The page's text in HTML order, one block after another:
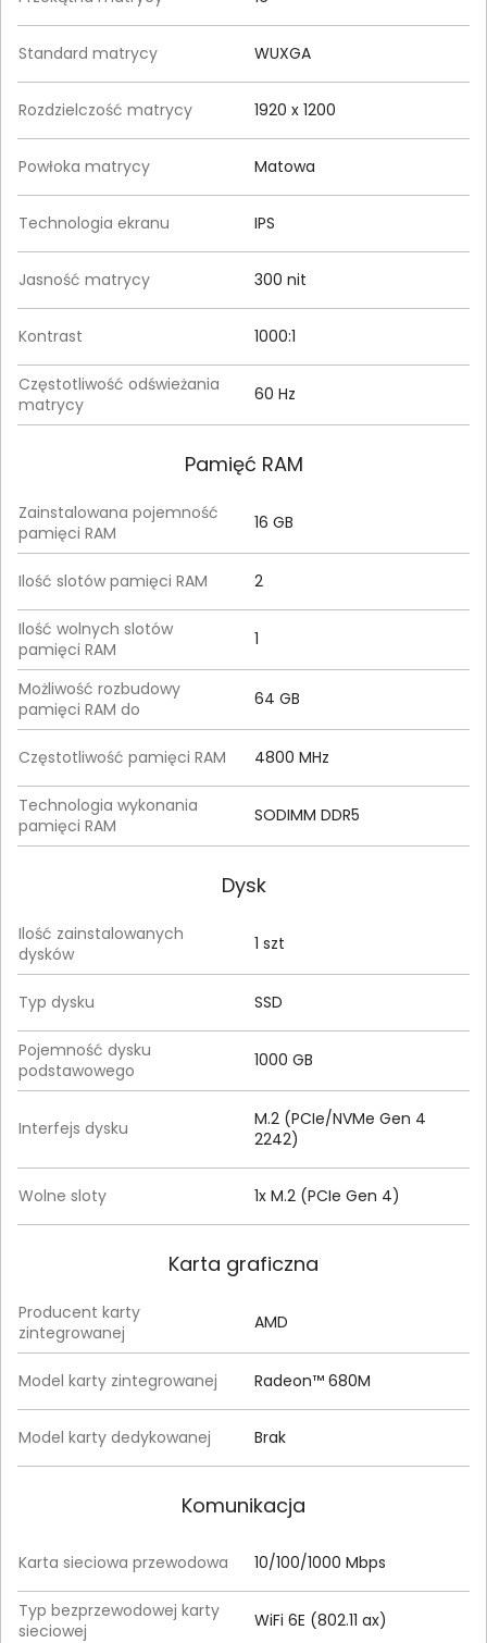
Standard matrycy WUXGA
Rozdzielczość matrycy 1920 x 1200
Powłoka matrycy Matowa
Technologia ekranu IPS
Jasność matrycy 300 nit
Kontrast 1000:1
Częstotliwość odświeżania
matrycy
60 Hz
Pamięć RAM
Zainstalowana pojemność
pamięci RAM
16 GB
Ilość slotów pamięci RAM 2
Ilość wolnych slotów
pamięci RAM
1
Możliwość rozbudowy
pamięci RAM do
64 GB
Częstotliwość pamięci RAM 4800 MHz
Technologia wykonania
pamięci RAM
SODIMM DDR5
Dysk
Ilość zainstalowanych
dysków
1 szt
Typ dysku SSD
Pojemność dysku
podstawowego
1000 GB
Interfejs dysku
M.2 (PCIe/NVMe Gen 4
2242)
Wolne sloty 1x M.2 (PCIe Gen 4)
Karta graficzna
Producent karty
zintegrowanej
AMD
Model karty zintegrowanej Radeon™ 680M
Model karty dedykowanej Brak
Komunikacja
Karta sieciowa przewodowa 10/100/1000 Mbps
Typ bezprzewodowej karty
sieciowej
WiFi 6E (802.11 ax)